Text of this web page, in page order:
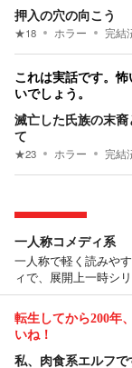
押入の穴の向こう
★18 ホラー 完結
これは実話です。
いでしょう。
滅亡した氏族の末
て
★23 ホラー 完結
一人称コメディ系
一人称で軽く読みや
ィで、展開上一時シ
転生してから200年
いね！
私、肉食系エルフ